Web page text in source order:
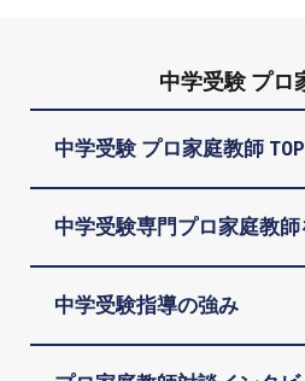
中学受験 プロ
中学受験 プロ家庭教師 TOP
中学受験専門プロ家庭教
中学受験指導の強み